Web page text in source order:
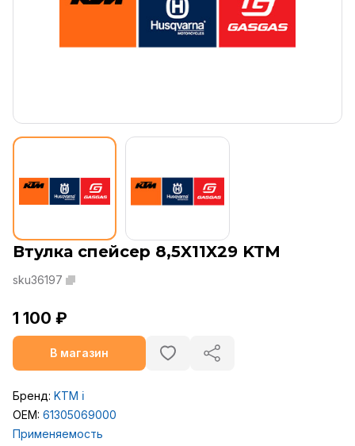
Втулка спейсер 8,5X11X29 KTM
sku36197
1 100 ₽
В магазин
Бренд: KTM ℹ️
OEM: 61305069000
Применяемость